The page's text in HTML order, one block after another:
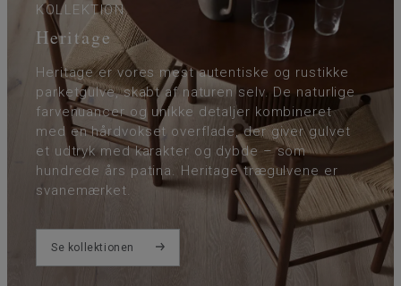
KOLLEKTION
Heritage
Heritage er vores mest autentiske og rustikke
parketgulve, skabt af naturen selv. De naturlige
farvenuancer og unikke detaljer kombineret
med en hårdvokset overflade, der giver gulvet
et udtryk med karakter og dybde – som
hundrede års patina. Heritage trægulvene er
svanemærket.
Se kollektionen